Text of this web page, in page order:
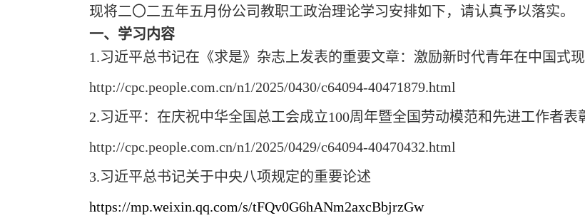
现将二〇二五年五月份公司教职工政治理论学习安排如下，请认真予以落实。
一、学习内容
1.习近平总书记在《求是》杂志上发表的重要文章：激励新时代青年在中国式
http://cpc.people.com.cn/n1/2025/0430/c64094-40471879.html
2.习近平：在庆祝中华全国总工会成立100周年暨全国劳动模范和先进工作者表
http://cpc.people.com.cn/n1/2025/0429/c64094-40470432.html
3.习近平总书记关于中央八项规定的重要论述
https://mp.weixin.qq.com/s/tFQv0G6hANm2axcBbjrzGw